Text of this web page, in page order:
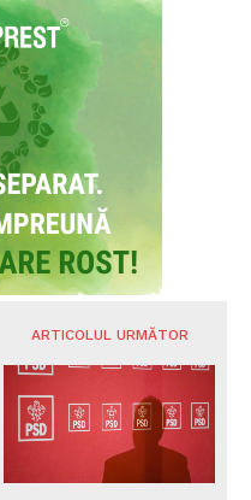
ARTICOLUL URMĂTOR